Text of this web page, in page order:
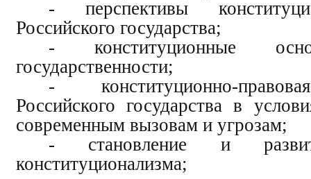
- перспективы
Российского государства;
- конституционные
государственности;
- конституционно-
Российского государства в
современным вызовам и угрозам;
- становление и
конституционализма;